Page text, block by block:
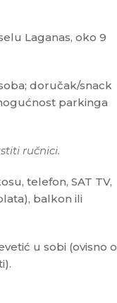
Laganas, oko 9
doručak/snack
parkinga
ručnici.
telefon, SAT TV,
balkon ili
u sobi (ovisno o